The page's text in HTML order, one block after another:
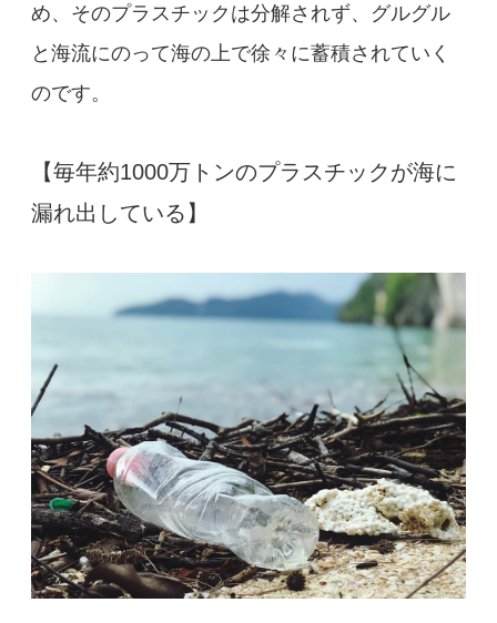
め、そのプラスチックは分解されず、グルグル
と海流にのって海の上で徐々に蓄積されていく
のです。
【毎年約1000万トンのプラスチックが海に
漏れ出している】